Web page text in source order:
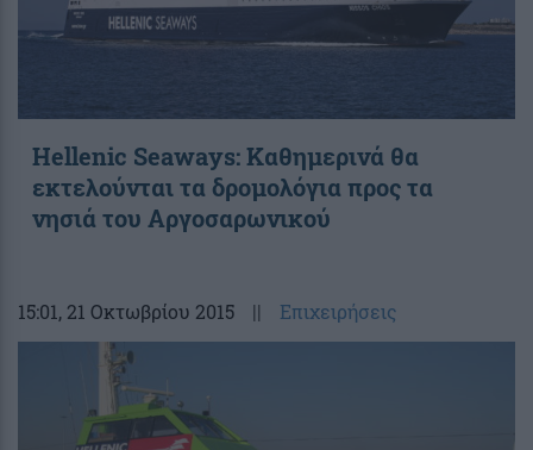
Hellenic Seaways: Καθημερινά θα
εκτελούνται τα δρομολόγια προς τα
νησιά του Αργοσαρωνικού
15:01, 21 Οκτωβρίου 2015 || Επιχειρήσεις